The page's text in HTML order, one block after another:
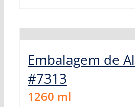
Embalagem de
#7313
1260 ml